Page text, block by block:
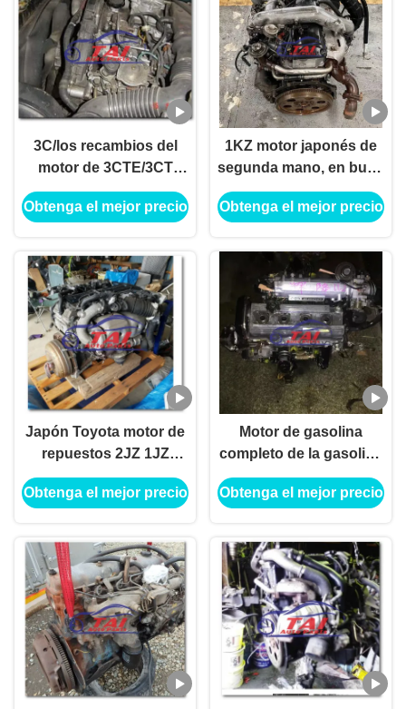
3C/los recambios del
motor de 3CTE/3CT
Toyota, recogida de
Toyota parte en buenas
Obtenga el mejor precio
1KZ motor japonés de
segunda mano, en buen
estado. 1KZ-T motor
con transmisión.
Obtenga el mejor precio
Japón Toyota motor de
repuestos 2JZ 1JZ
motor con gran
rendimiento de
Obtenga el mejor precio
Motor de gasolina
completo de la gasolina
3SFE de los recambios
del motor de RAV4 2.0L
Obtenga el mejor precio